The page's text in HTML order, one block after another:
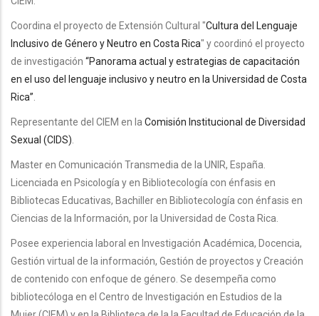
Coordina el proyecto de Extensión Cultural "Cultura del Lenguaje
Inclusivo de Género y Neutro en Costa Rica" y coordinó el proyecto
de investigación “Panorama actual y estrategias de capacitación
en el uso del lenguaje inclusivo y neutro en la Universidad de Costa
Rica”.
Representante del CIEM en la Comisión Institucional de Diversidad
Sexual (CIDS).
Master en Comunicación Transmedia de la UNIR, España.
Licenciada en Psicología y en Bibliotecología con énfasis en
Bibliotecas Educativas, Bachiller en Bibliotecología con énfasis en
Ciencias de la Información, por la Universidad de Costa Rica.
Posee experiencia laboral en Investigación Académica, Docencia,
Gestión virtual de la información, Gestión de proyectos y Creación
de contenido con enfoque de género. Se desempeña como
bibliotecóloga en el Centro de Investigación en Estudios de la